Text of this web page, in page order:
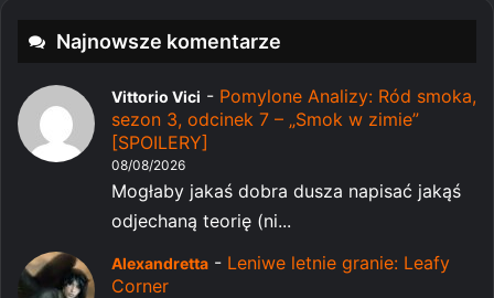
Najnowsze komentarze
Vittorio Vici - Pomylone Analizy: Ród smoka,
sezon 3, odcinek 7 – „Smok w zimie”
[SPOILERY]
08/08/2026
Mogłaby jakaś dobra dusza napisać jakąś
odjechaną teorię (ni...
Alexandretta - Leniwe letnie granie: Leafy
Corner